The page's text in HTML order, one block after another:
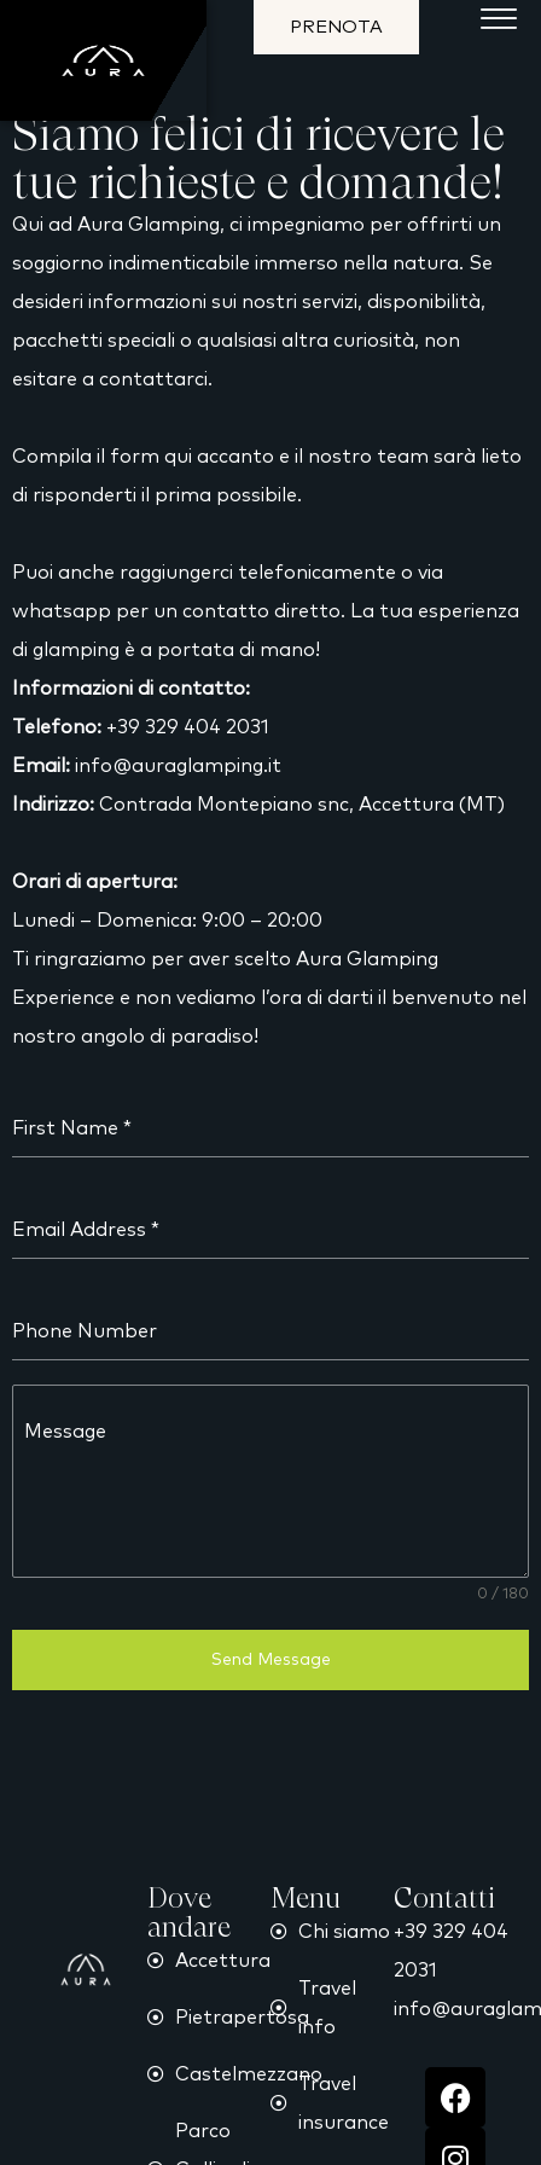
PRENOTA
Siamo felici di ricevere le
tue richieste e domande!
Qui ad Aura Glamping, ci impegniamo per offrirti un
soggiorno indimenticabile immerso nella natura. Se
desideri informazioni sui nostri servizi, disponibilità,
pacchetti speciali o qualsiasi altra curiosità, non
esitare a contattarci.
Compila il form qui accanto e il nostro team sarà lieto
di risponderti il prima possibile.
Puoi anche raggiungerci telefonicamente o via
whatsapp per un contatto diretto. La tua esperienza
di glamping è a portata di mano!
Informazioni di contatto:
Telefono: +39 329 404 2031
Email: info@auraglamping.it
Indirizzo: Contrada Montepiano snc, Accettura (MT)
Orari di apertura:
Lunedi – Domenica: 9:00 – 20:00
Ti ringraziamo per aver scelto Aura Glamping
Experience e non vediamo l’ora di darti il benvenuto nel
nostro angolo di paradiso!
First Name *
Email Address *
Phone Number
Message
0 / 180
Send Message
Dove
andare
Accettura
Pietrapertosa
Castelmezzano
Parco
Menu
Chi siamo
Travel
info
Travel
insurance
Contatti
+39 329 404
2031